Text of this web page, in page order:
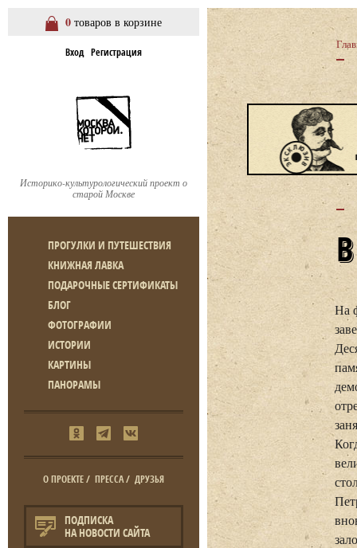
0 товаров в корзине
Вход Регистрация
Историко-культурологический проект о
старой Москве
ПРОГУЛКИ И ПУТЕШЕСТВИЯ
КНИЖНАЯ ЛАВКА
ПОДАРОЧНЫЕ СЕРТИФИКАТЫ
БЛОГ
ФОТОГРАФИИ
ИСТОРИИ
КАРТИНЫ
ПАНОРАМЫ
О ПРОЕКТЕ/ ПРЕССА/ ДРУЗЬЯ
ПОДПИСКА
НА НОВОСТИ САЙТА
На